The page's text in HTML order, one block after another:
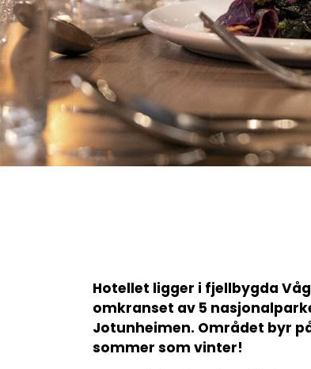
Hotellet ligger i fjellbygda
omkranset av 5
Jotunheimen. Området byr
sommer som vinter!